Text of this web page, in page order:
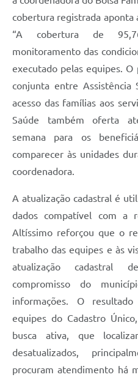
cobertura registrada aponta
“A cobertura de
monitoramento das
executado pelas equipes.
conjunta entre Assistência
acesso das famílias aos
Saúde também oferta
semana para os
comparecer às unidades
coordenadora.
A atualização cadastral é
dados compatível com a
Altíssimo reforçou que o
trabalho das equipes e às
atualização cadastral
compromisso do
informações. O
equipes do Cadastro
busca ativa, que
desatualizados,
procuram atendimento há